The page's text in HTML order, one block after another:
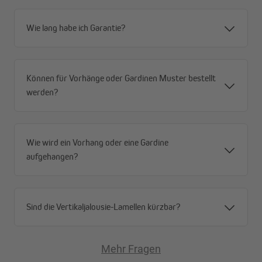
Kommen wir gleich zu den Vorteilen dieses Premium
Gardinenschals in Leinen-Optik: Der elegante, einfarbige und
ist er sehr pflegeleicht, strapazierfähig und formbeständig. Der
Saumabschluss unten ist zum Beschweren mit einem Bleiband
Wie lang habe ich Garantie?
Können für Vorhänge oder Gardinen Muster bestellt
werden?
Wie wird ein Vorhang oder eine Gardine
aufgehangen?
Sind die Vertikaljalousie-Lamellen kürzbar?
Mehr Fragen